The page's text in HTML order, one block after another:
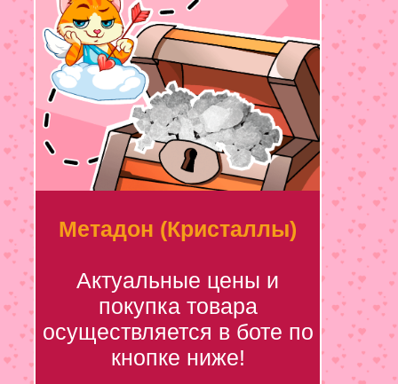
Метадон (Кристаллы)
Актуальные цены и
покупка товара
осуществляется в боте по
кнопке ниже!